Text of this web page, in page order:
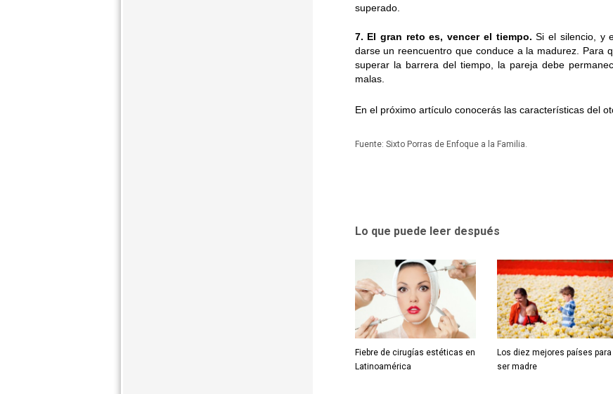
superado.
7. El gran reto es, vencer el tiempo. Si el silencio, y
darse un reencuentro que conduce a la madurez. Para
superar la barrera del tiempo, la pareja debe
malas.
En el próximo artículo conocerás las características del
Fuente: Sixto Porras de Enfoque a la Familia.
Lo que puede leer después
Fiebre de cirugías estéticas en
Latinoamérica
Los diez mejores países para
ser madre